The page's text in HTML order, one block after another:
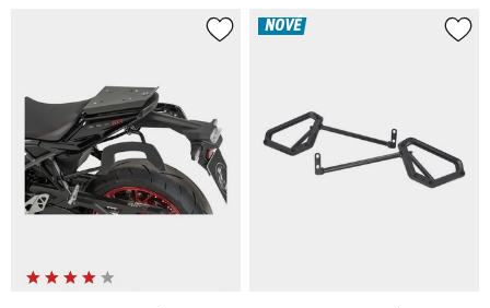
NOVÉ